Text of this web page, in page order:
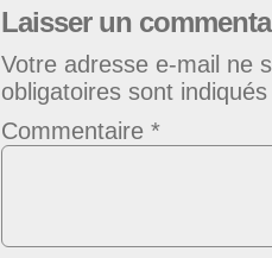
Laisser un
Votre adresse e-mail ne
obligatoires sont
Commentaire *